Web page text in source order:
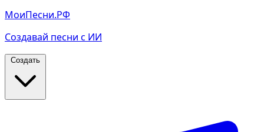
МоиПесни.РФ
Создавай песни с ИИ
Создать